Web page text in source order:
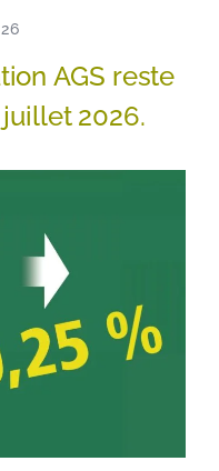
AGS reste
juillet 2026.